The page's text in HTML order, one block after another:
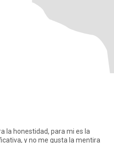
la honestidad, para mi es la
y no me gusta la mentira